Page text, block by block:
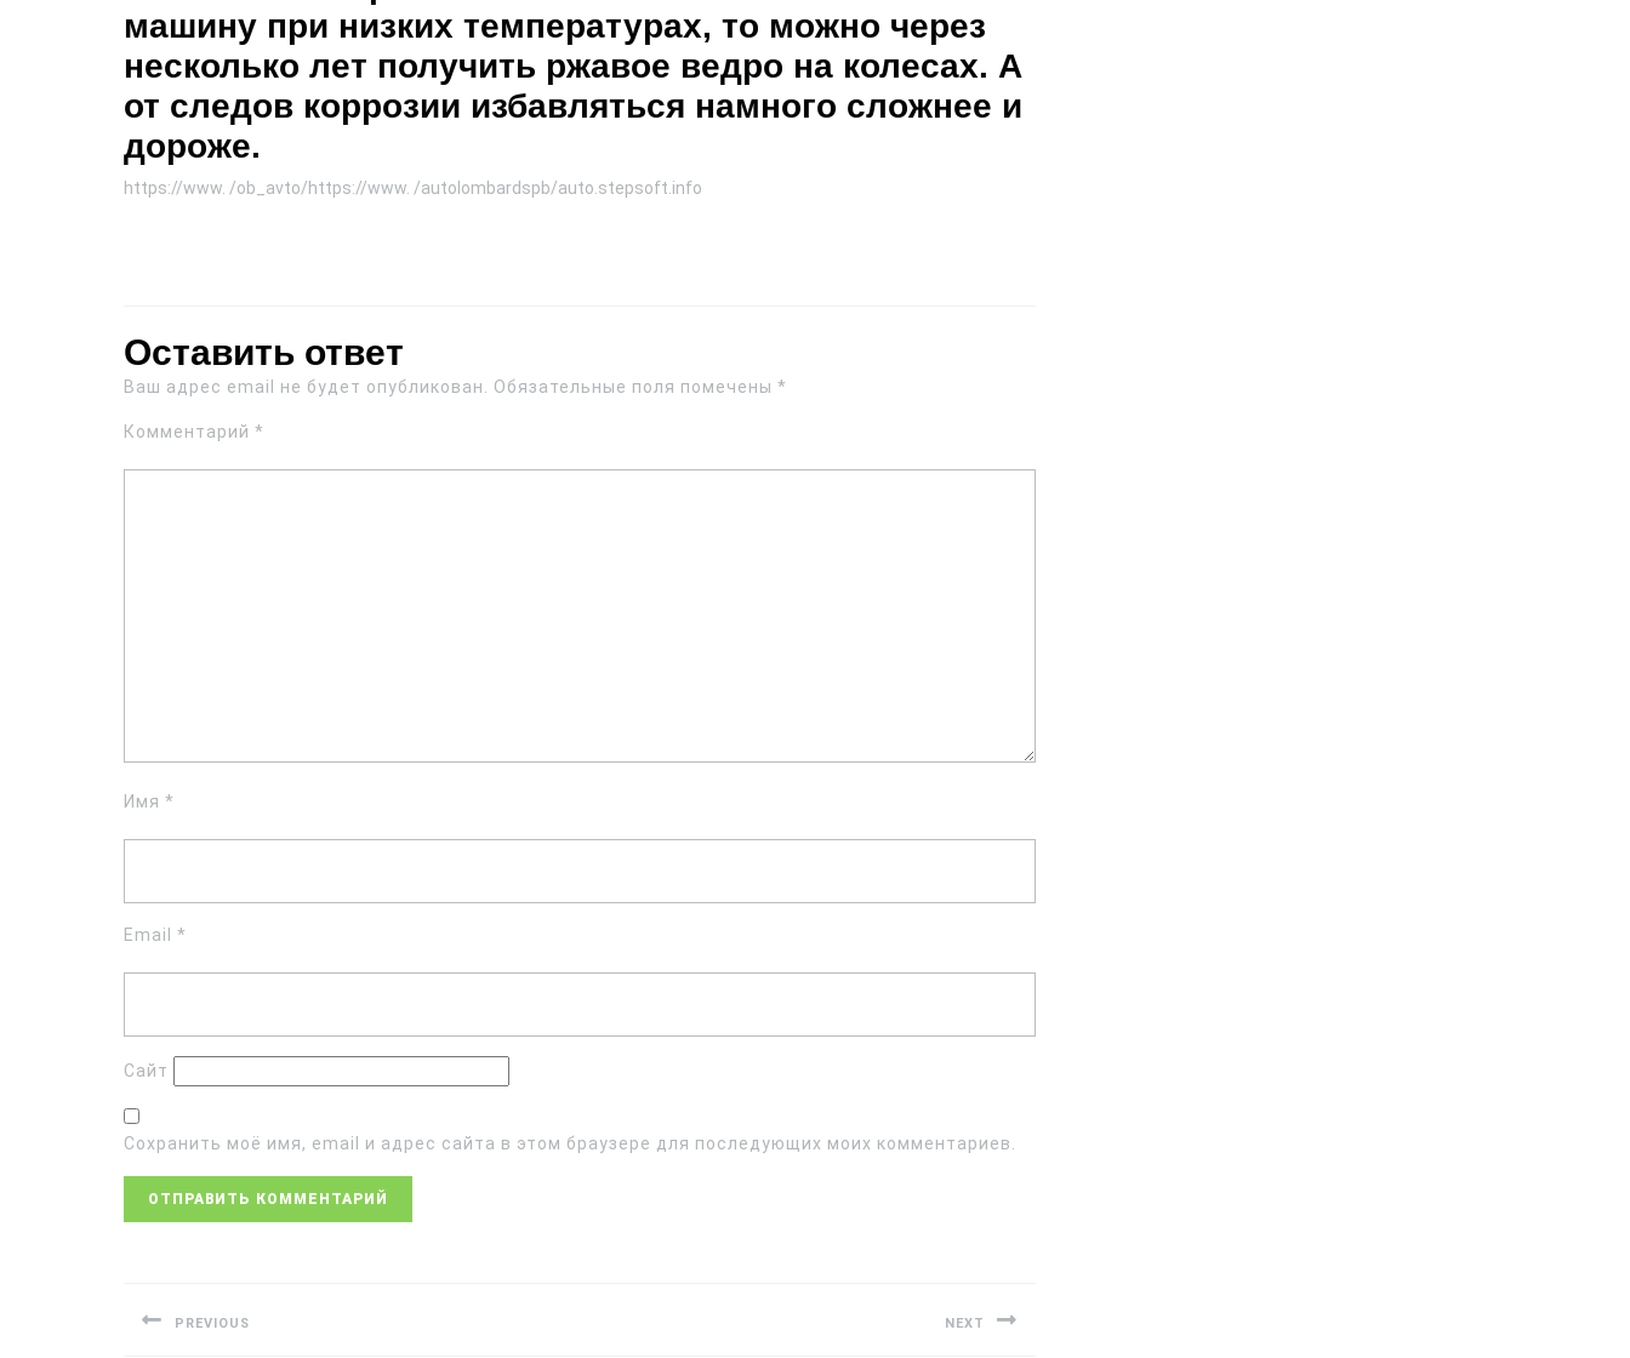
машину при низких температурах, то можно через
несколько лет получить ржавое ведро на колесах. А
от следов коррозии избавляться намного сложнее и
дороже.
https://www. /ob_avto/https://www. /autolombardspb/auto.stepsoft.info
Оставить ответ
Ваш адрес email не будет опубликован. Обязательные поля помечены *
Комментарий *
Имя *
Email *
Сайт
Сохранить моё имя, email и адрес сайта в этом браузере для последующих моих комментариев.
PREVIOUS NEXT